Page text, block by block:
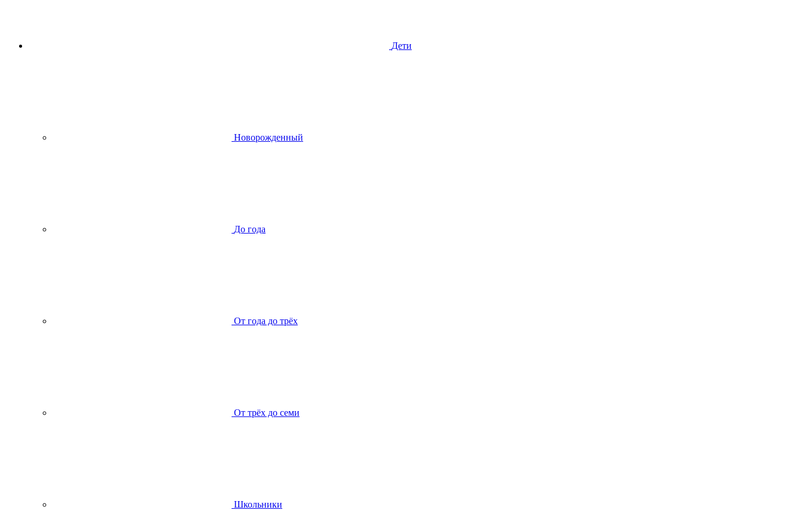
Дети
Новорожденный
До года
От года до трёх
От трёх до семи
Школьники